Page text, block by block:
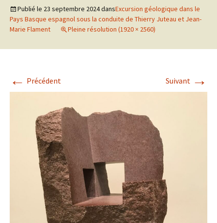
Publié le 23 septembre 2024dansExcursion géologique dans le
Pays Basque espagnol sous la conduite de Thierry Juteau et Jean-
Marie Flament
Pleine résolution (1920 × 2560)
← Précédent Suivant →